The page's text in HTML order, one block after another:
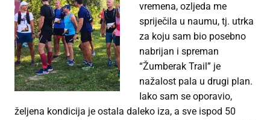
vremena, ozljeda me
spriječila u naumu, tj. utrka
za koju sam bio posebno
nabrijan i spreman
“Žumberak Trail” je
nažalost pala u drugi plan.
Iako sam se oporavio,
željena kondicija je ostala daleko iza, a sve ispod 50